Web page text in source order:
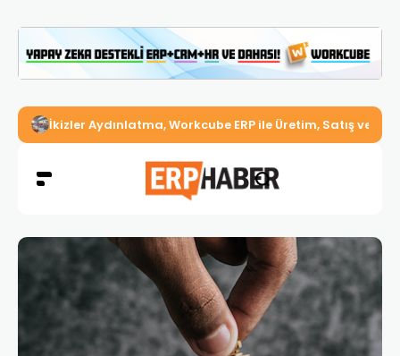
İkizler Aydınlatma, Workcube ERP ile Üretim, Satış ve